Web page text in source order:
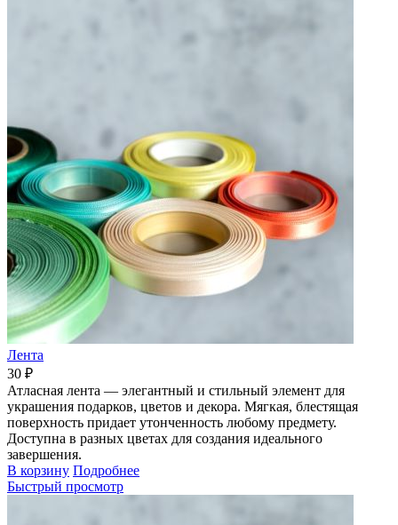
Лента
30 ₽
Атласная лента — элегантный и стильный элемент для
украшения подарков, цветов и декора. Мягкая, блестящая
поверхность придает утонченность любому предмету.
Доступна в разных цветах для создания идеального
завершения.
В корзину Подробнее
Быстрый просмотр